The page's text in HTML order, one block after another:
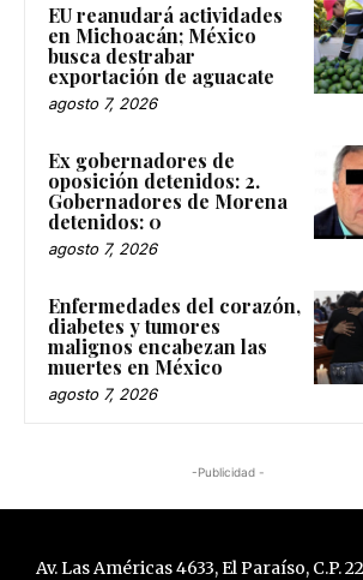
EU reanudará actividades
en Michoacán; México
busca destrabar
exportación de aguacate
agosto 7, 2026
Ex gobernadores de
oposición detenidos: 2.
Gobernadores de Morena
detenidos: 0
agosto 7, 2026
Enfermedades del corazón,
diabetes y tumores
malignos encabezan las
muertes en México
agosto 7, 2026
-Publicidad -
Av. Las Américas 4633, El Paraíso, C.P.